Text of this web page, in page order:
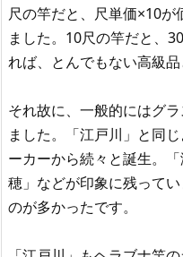
尺の竿だと、尺単価×10
ました。10尺の竿だと、
れば、とんでもない高級品
それ故に、一般的にはグ
ました。「江戸川」と同
ーカーから続々と誕生。
穂」などが印象に残って
のが多かったです。